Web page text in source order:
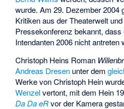
wurde. Am 29. Dezember 2004
Kritiken aus der Theaterwelt
Pressekonferenz bekannt,
Intendanten 2006 nicht antreten
Christoph Heins Roman
Andreas Dresen unter dem
Werke von Christoph Hein
Wenzelvertont, mit dem Hein
Da Da eRvor der Kamera